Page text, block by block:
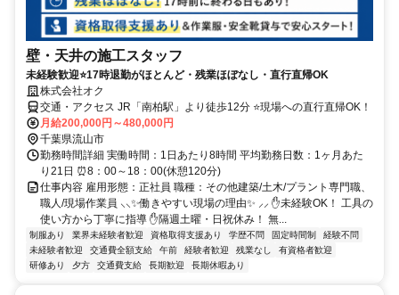
壁・天井の施工スタッフ
未経験歓迎⭐17時退勤がほとんど・残業ほぼなし・直行直帰OK
株式会社オク
交通・アクセス JR「南柏駅」より徒歩12分 ⭐現場への直行直帰OK！
月給200,000円～480,000円
千葉県流山市
勤務時間詳細 実働時間：1日あたり8時間 平均勤務日数：1ヶ月あた
り21日 ⏰8：00～18：00(休憩120分)
仕事内容 雇用形態：正社員 職種：その他建築/土木/プラント専門職、
職人/現場作業員 ⸜⸜✨働きやすい現場の理由✨ ⸝⸝ ✋未経験OK！ 工具の
使い方から丁寧に指導 ✋隔週土曜・日祝休み！ 無...
制服あり 業界未経験者歓迎 資格取得支援あり 学歴不問 固定時間制
経験不問
未経験者歓迎
交通費全額支給 午前 経験者歓迎 残業なし
有資格者歓迎
研修あり
夕方 交通費支給 長期歓迎 長期休暇あり